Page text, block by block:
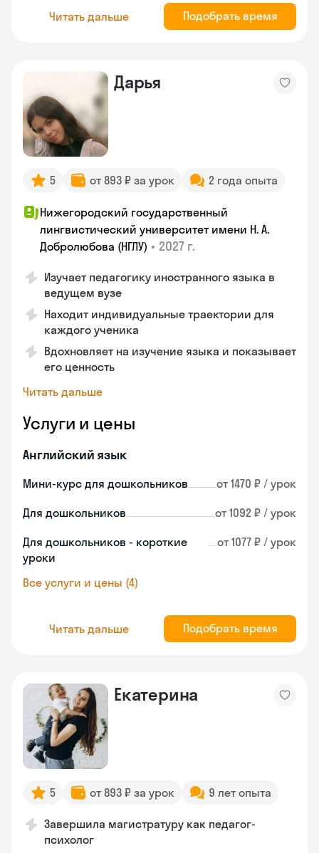
Читать дальше Подобрать время
Дарья
5 от 893 ₽ за урок 2 года опыта
Нижегородский государственный
лингвистический университет имени Н. А.
Добролюбова (НГЛУ) • 2027 г.
Изучает педагогику иностранного языка в
ведущем вузе
Находит индивидуальные траектории для
каждого ученика
Вдохновляет на изучение языка и показывает
его ценность
Читать дальше
Услуги и цены
Английский язык
Мини-курс для дошкольников от 1470 ₽ / урок
Для дошкольников от 1092 ₽ / урок
Для дошкольников - короткие
уроки
от 1077 ₽ / урок
Все услуги и цены (4)
Читать дальше Подобрать время
Екатерина
5 от 893 ₽ за урок 9 лет опыта
Завершила магистратуру как педагог-
психолог